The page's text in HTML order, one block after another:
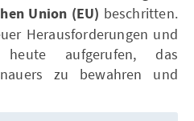
Union (EU) beschritten.
Herausforderungen und
aufgerufen, das
zu bewahren und